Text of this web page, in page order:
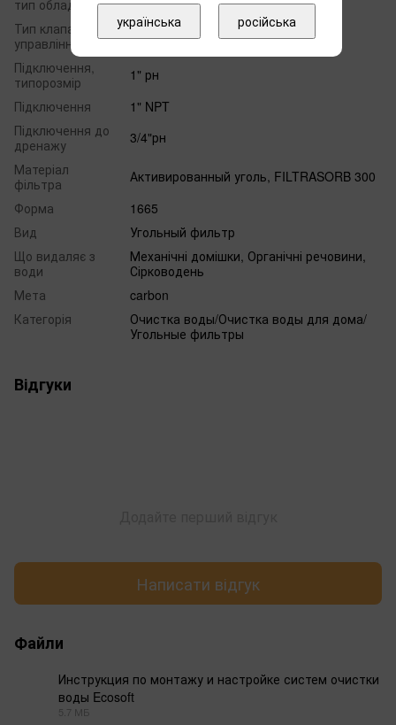
тип обладнання
класичне виконання
Тип клапана
управління
Clack CT
Підключення,
типорозмір
1" рн
Підключення
1" NPT
Підключення до
дренажу
3/4"рн
Матеріал
фільтра
Активированный уголь, FILTRASORB 300
Форма
1665
Вид
Угольный фильтр
Що видаляє з
води
Механічні домішки, Органічні речовини,
Сірководень
Мета
carbon
Категорія
Очистка воды/Очистка воды для дома/
Угольные фильтры
Відгуки
Написати відгук
Файли
Инструкция по монтажу и настройке систем очистки
воды Ecosoft
5.7 МБ
українська російська